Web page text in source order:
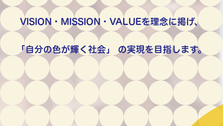
VISION・MISSION・VALUEを理念に掲げ、
「自分の色が輝く社会」 の実現を目指します。